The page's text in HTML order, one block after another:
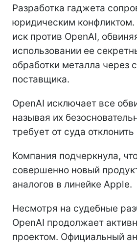
Разработка гаджета
юридическим
иск против OpenAI,
использовании ее
обработки металла через
поставщика.
OpenAI исключает все
называя их
требует от суда отклонить
Компания подчеркнула,
совершенно новый
аналогов в линейке Apple.
Несмотря на судебные
OpenAI продолжает
проектом. Официальный